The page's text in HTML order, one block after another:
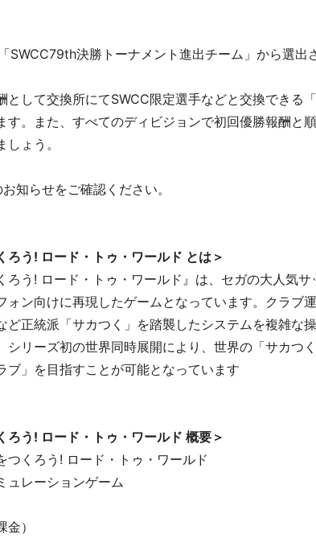
SWCC79th決勝トーナメント進出チーム」から選出
として交換所にてSWCC限定選手などと交換できる
す。また、すべてのディビジョンで初回優勝報酬と
ょう。
知らせをご確認ください。
ろう! ロード・トゥ・ワールド とは＞
ろう! ロード・トゥ・ワールド』は、セガの大人気
ォン向けに再現したゲームとなっています。クラブ
ど正統派「サカつく」を踏襲したシステムを複雑な
シリーズ初の世界同時展開により、世界の「サカつ
ブ」を目指すことが可能となっています
ろう! ロード・トゥ・ワールド 概要＞
つくろう! ロード・トゥ・ワールド
ュレーションゲーム
）